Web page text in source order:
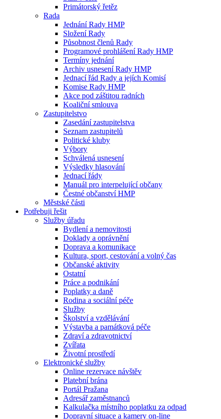
Primátorský řetěz
Rada
Jednání Rady HMP
Složení Rady
Působnost členů Rady
Programové prohlášení Rady HMP
Termíny jednání
Archiv usnesení Rady HMP
Jednací řád Rady a jejích Komisí
Komise Rady HMP
Akce pod záštitou radních
Koaliční smlouva
Zastupitelstvo
Zasedání zastupitelstva
Seznam zastupitelů
Politické kluby
Výbory
Schválená usnesení
Výsledky hlasování
Jednací řády
Manuál pro interpelující občany
Čestné občanství HMP
Městské části
Potřebuji řešit
Služby úřadu
Bydlení a nemovitosti
Doklady a oprávnění
Doprava a komunikace
Kultura, sport, cestování a volný čas
Občanské aktivity
Ostatní
Práce a podnikání
Poplatky a daně
Rodina a sociální péče
Služby
Školství a vzdělávání
Výstavba a památková péče
Zdraví a zdravotnictví
Zvířata
Životní prostředí
Elektronické služby
Online rezervace návštěv
Platební brána
Portál Pražana
Adresář zaměstnanců
Kalkulačka místního poplatku za odpad
Dopravní situace a kamery on-line